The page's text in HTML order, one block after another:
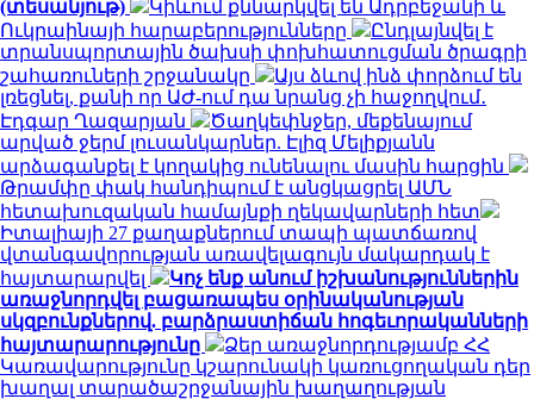
(տեսանյութ)
Կիևում քննարկվել են Ադրբեջանի և
Ուկրաինայի հարաբերությունները
Ընդլայնվել է
տրանսպորտային ծախսի փոխհատուցման ծրագրի
շահառուների շրջանակը
Այս ձևով ինձ փորձում են
լռեցնել, քանի որ ԱԺ-ում դա նրանց չի հաջողվում․
Էդգար Ղազարյան
Ծաղկեփնջեր, մեքենայում
արված ջերմ լուսանկարներ. Էլիզ Մելիքյանն
արձագանքել է կողակից ունենալու մասին հարցին
Թրամփը փակ հանդիպում է անցկացրել ԱՄՆ
հետախուզական համայնքի ղեկավարների հետ
Իտալիայի 27 քաղաքներում տապի պատճառով
վտանգավորության առավելագույն մակարդակ է
հայտարարվել
Կոչ ենք անում իշխանություններին
առաջնորդվել բացառապես օրինականության
սկզբունքներով. բարձրաստիճան հոգեւորականների
հայտարարությունը
Ձեր առաջնորդությամբ ՀՀ
Կառավարությունը կշարունակի կառուցողական դեր
խաղալ տարածաշրջանային խաղաղության